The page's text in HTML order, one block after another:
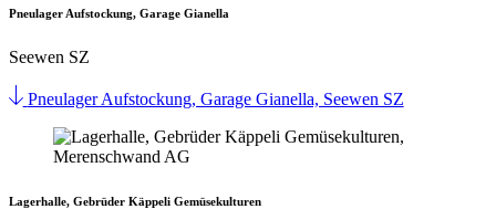
Pneulager Aufstockung, Garage Gianella
Seewen SZ
Pneulager Aufstockung, Garage Gianella, Seewen SZ
Lagerhalle, Gebrüder Käppeli Gemüsekulturen